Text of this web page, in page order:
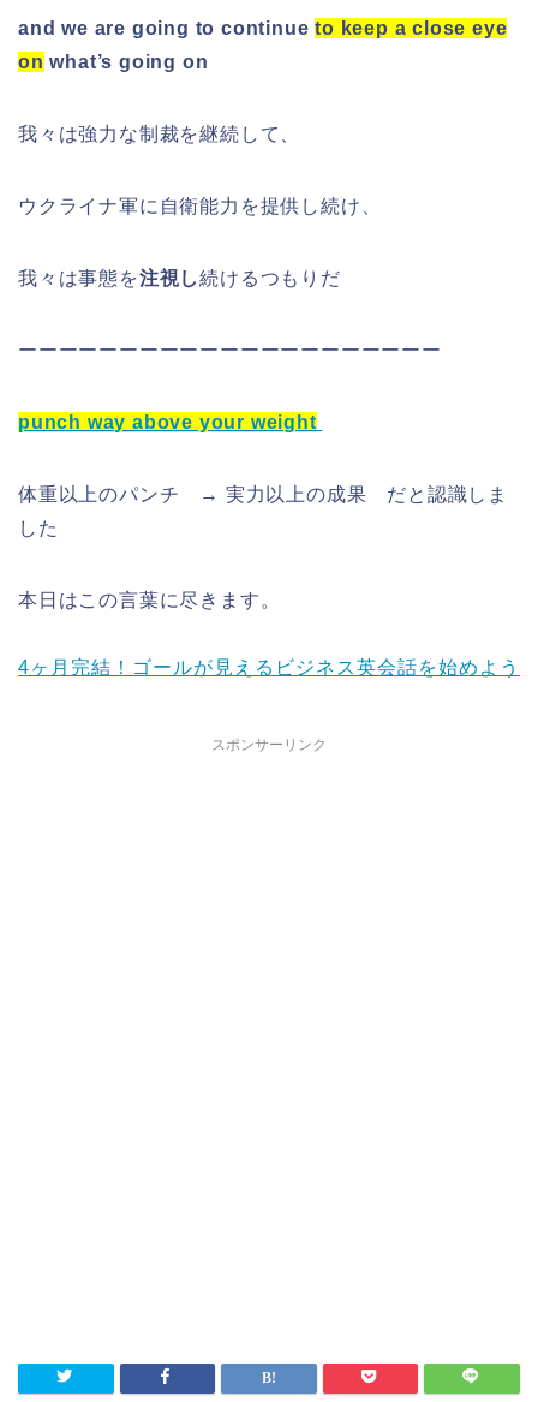
and we are going to continueto keep a close eye
on what’s going on
我々は強力な制裁を継続して、
ウクライナ軍に自衛能力を提供し続け、
我々は事態を注視し続けるつもりだ
ーーーーーーーーーーーーーーーーーーーーー
punch way above your weight
体重以上のパンチ → 実力以上の成果 だと認識しま
した
本日はこの言葉に尽きます。
4ヶ月完結！ゴールが見えるビジネス英会話を始めよう
スポンサーリンク